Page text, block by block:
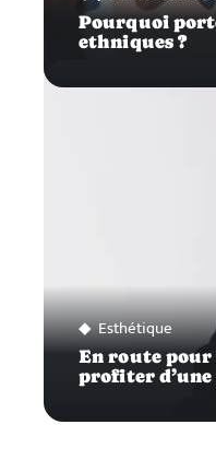
Pourquoi
ethniques ?
Esthétique
En route
profiter d’une